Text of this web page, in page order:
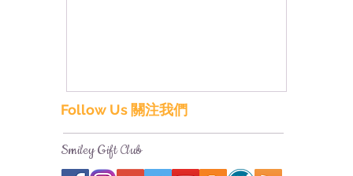
Follow Us 關注我們
Smiley Gift Club